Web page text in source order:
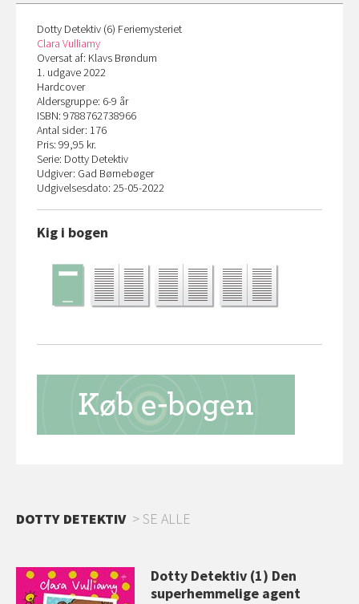
Dotty Detektiv (6) Feriemysteriet
Clara Vulliamy
Oversat af: Klavs Brøndum
1. udgave 2022
Hardcover
Aldersgruppe: 6-9 år
ISBN: 9788762738966
Antal sider: 176
Pris: 99,95 kr.
Serie: Dotty Detektiv
Udgiver: Gad Børnebøger
Udgivelsesdato: 25-05-2022
Kig i bogen
DOTTY DETEKTIV SE ALLE
Dotty Detektiv (1) Den
superhemmelige agent